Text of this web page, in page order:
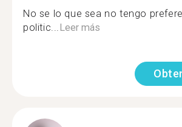
No se lo que sea no tengo
politic...Leer más